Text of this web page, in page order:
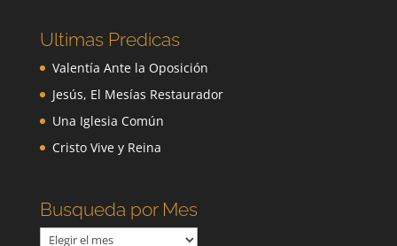
Ultimas Predicas
Valentía Ante la Oposición
Jesús, El Mesías Restaurador
Una Iglesia Común
Cristo Vive y Reina
Busqueda por Mes
Busqueda